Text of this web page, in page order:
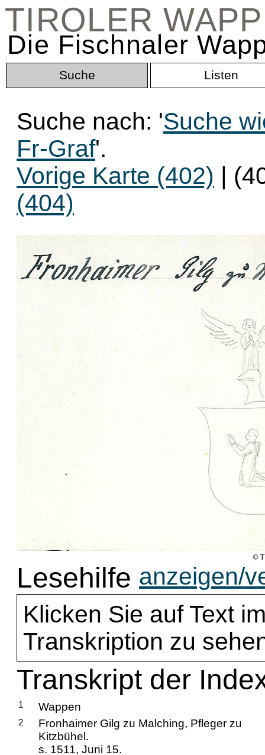
TIROLER
Die Fischnaler
Suche Listen
Suche nach: 'Suche
Fr-Graf'.
Vorige Karte (402) |
(404)
Lesehilfe anzeigen/
Klicken Sie auf Text
Transkription zu
Transkript der
1 Wappen
2
Fronhaimer Gilg zu Malching, Pfleger zu
Kitzbühel.
s. 1511, Juni 15.